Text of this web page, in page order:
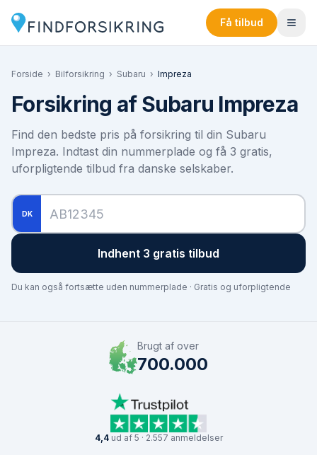
Få tilbud
Forside › Bilforsikring › Subaru › Impreza
Forsikring afSubaru Impreza
Find den bedste pris på forsikring til din Subaru
Impreza. Indtast din nummerplade og få 3 gratis,
uforpligtende tilbud fra danske selskaber.
DK
Indhent 3 gratis tilbud
Du kan også fortsætte uden nummerplade · Gratis og uforpligtende
Brugt af over
700.000
4,4ud af 5 · 2.557 anmeldelser